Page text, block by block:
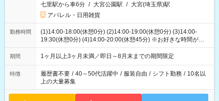
七里駅から車6分 / 大宮公園駅 / 大宮(埼玉県)駅
アパレル・日用雑貨
勤務時間
(1)14:00-18:00(休憩0分) (2)14:00-19:00(休憩0分) (3)14:00-
19:30(休憩0分) (4)14:00-20:00(休憩45分) ※お好きな時間が選べ
ます
期間 1ヶ月以上3ヶ月未満／即日～8月末までの期間限定
特徴 履歴書不要 / 40～50代活躍中 / 服装自由 / シフト勤務 / 10名以
上の大量募集